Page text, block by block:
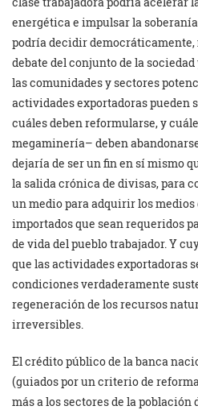
energética e impulsar la
podría decidir democráticamente,
debate del conjunto de la
las comunidades y sectores
actividades exportadoras pueden
cuáles deben reformularse, y
megaminería– deben
dejaría de ser un fin en sí mismo
la salida crónica de divisas, para
un medio para adquirir los
importados que sean requeridos
de vida del pueblo trabajador. Y
que las actividades exportadoras
condiciones verdaderamente
regeneración de los recursos
irreversibles.
El crédito público de la banca
(guiados por un criterio de
más a los sectores de la población